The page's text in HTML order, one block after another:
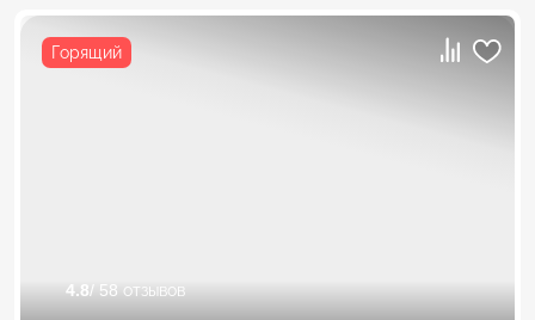
Горящий
4.8/ 58 отзывов